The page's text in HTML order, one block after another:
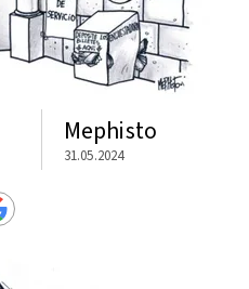
Mephisto
31.05.2024